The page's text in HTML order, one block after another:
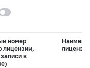
номер
лицензии,
в
лицензии